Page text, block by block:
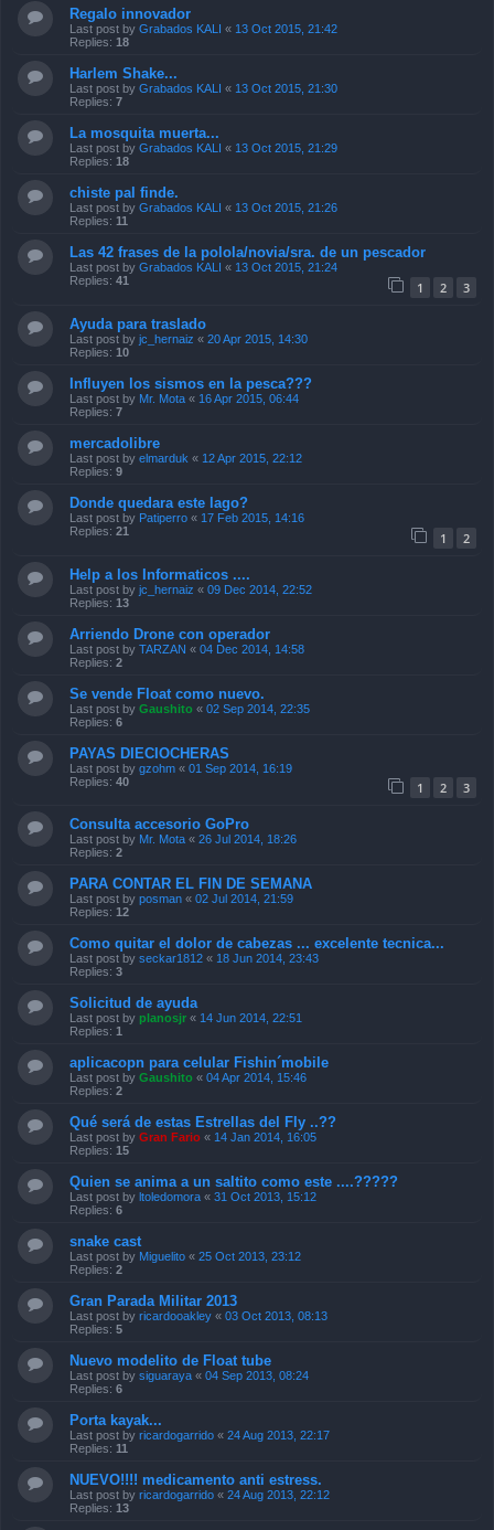
Regalo innovador
Last post by Grabados KALI « 13 Oct 2015, 21:42
Replies: 18
Harlem Shake...
Last post by Grabados KALI « 13 Oct 2015, 21:30
Replies: 7
La mosquita muerta...
Last post by Grabados KALI « 13 Oct 2015, 21:29
Replies: 18
chiste pal finde.
Last post by Grabados KALI « 13 Oct 2015, 21:26
Replies: 11
Las 42 frases de la polola/novia/sra. de un pescador
Last post by Grabados KALI « 13 Oct 2015, 21:24
Replies: 41 1 2 3
Ayuda para traslado
Last post by jc_hernaiz « 20 Apr 2015, 14:30
Replies: 10
Influyen los sismos en la pesca???
Last post by Mr. Mota « 16 Apr 2015, 06:44
Replies: 7
mercadolibre
Last post by elmarduk « 12 Apr 2015, 22:12
Replies: 9
Donde quedara este lago?
Last post by Patiperro « 17 Feb 2015, 14:16
Replies: 21 1 2
Help a los Informaticos ....
Last post by jc_hernaiz « 09 Dec 2014, 22:52
Replies: 13
Arriendo Drone con operador
Last post by TARZAN « 04 Dec 2014, 14:58
Replies: 2
Se vende Float como nuevo.
Last post by Gaushito « 02 Sep 2014, 22:35
Replies: 6
PAYAS DIECIOCHERAS
Last post by gzohm « 01 Sep 2014, 16:19
Replies: 40 1 2 3
Consulta accesorio GoPro
Last post by Mr. Mota « 26 Jul 2014, 18:26
Replies: 2
PARA CONTAR EL FIN DE SEMANA
Last post by posman « 02 Jul 2014, 21:59
Replies: 12
Como quitar el dolor de cabezas ... excelente tecnica...
Last post by seckar1812 « 18 Jun 2014, 23:43
Replies: 3
Solicitud de ayuda
Last post by planosjr « 14 Jun 2014, 22:51
Replies: 1
aplicacopn para celular Fishin´mobile
Last post by Gaushito « 04 Apr 2014, 15:46
Replies: 2
Qué será de estas Estrellas del Fly ..??
Last post by Gran Fario « 14 Jan 2014, 16:05
Replies: 15
Quien se anima a un saltito como este ....?????
Last post by ltoledomora « 31 Oct 2013, 15:12
Replies: 6
snake cast
Last post by Miguelito « 25 Oct 2013, 23:12
Replies: 2
Gran Parada Militar 2013
Last post by ricardooakley « 03 Oct 2013, 08:13
Replies: 5
Nuevo modelito de Float tube
Last post by siguaraya « 04 Sep 2013, 08:24
Replies: 6
Porta kayak...
Last post by ricardogarrido « 24 Aug 2013, 22:17
Replies: 11
NUEVO!!!! medicamento anti estress.
Last post by ricardogarrido « 24 Aug 2013, 22:12
Replies: 13